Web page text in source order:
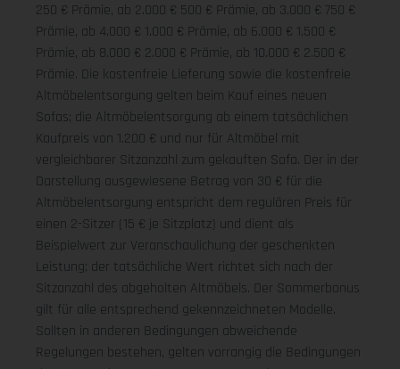
250 € Prämie, ab 2.000 € 500 € Prämie, ab 3.000 € 750 €
Prämie, ab 4.000 € 1.000 € Prämie, ab 6.000 € 1.500 €
Prämie, ab 8.000 € 2.000 € Prämie, ab 10.000 € 2.500 €
Prämie. Die kostenfreie Lieferung sowie die kostenfreie
Altmöbelentsorgung gelten beim Kauf eines neuen
Sofas; die Altmöbelentsorgung ab einem tatsächlichen
Kaufpreis von 1.200 € und nur für Altmöbel mit
vergleichbarer Sitzanzahl zum gekauften Sofa. Der in der
Darstellung ausgewiesene Betrag von 30 € für die
Altmöbelentsorgung entspricht dem regulären Preis für
einen 2-Sitzer (15 € je Sitzplatz) und dient als
Beispielwert zur Veranschaulichung der geschenkten
Leistung; der tatsächliche Wert richtet sich nach der
Sitzanzahl des abgeholten Altmöbels. Der Sommerbonus
gilt für alle entsprechend gekennzeichneten Modelle.
Sollten in anderen Bedingungen abweichende
Regelungen bestehen, gelten vorrangig die Bedingungen